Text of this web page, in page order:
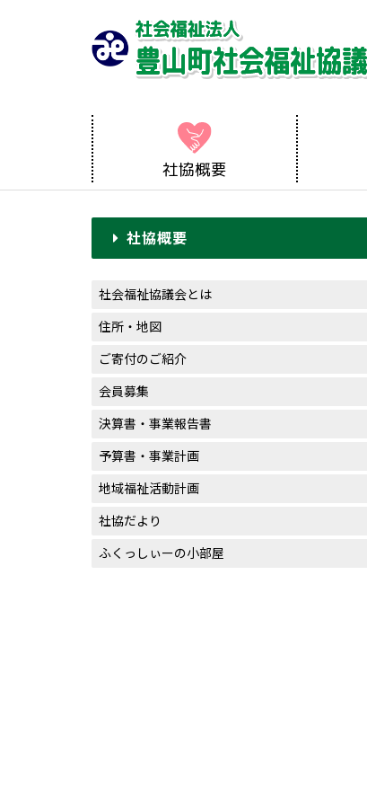
社協概要
社協概要
社会福祉協議会とは
住所・地図
ご寄付のご紹介
会員募集
決算書・事業報告書
予算書・事業計画
地域福祉活動計画
社協だより
ふくっしぃーの小部屋